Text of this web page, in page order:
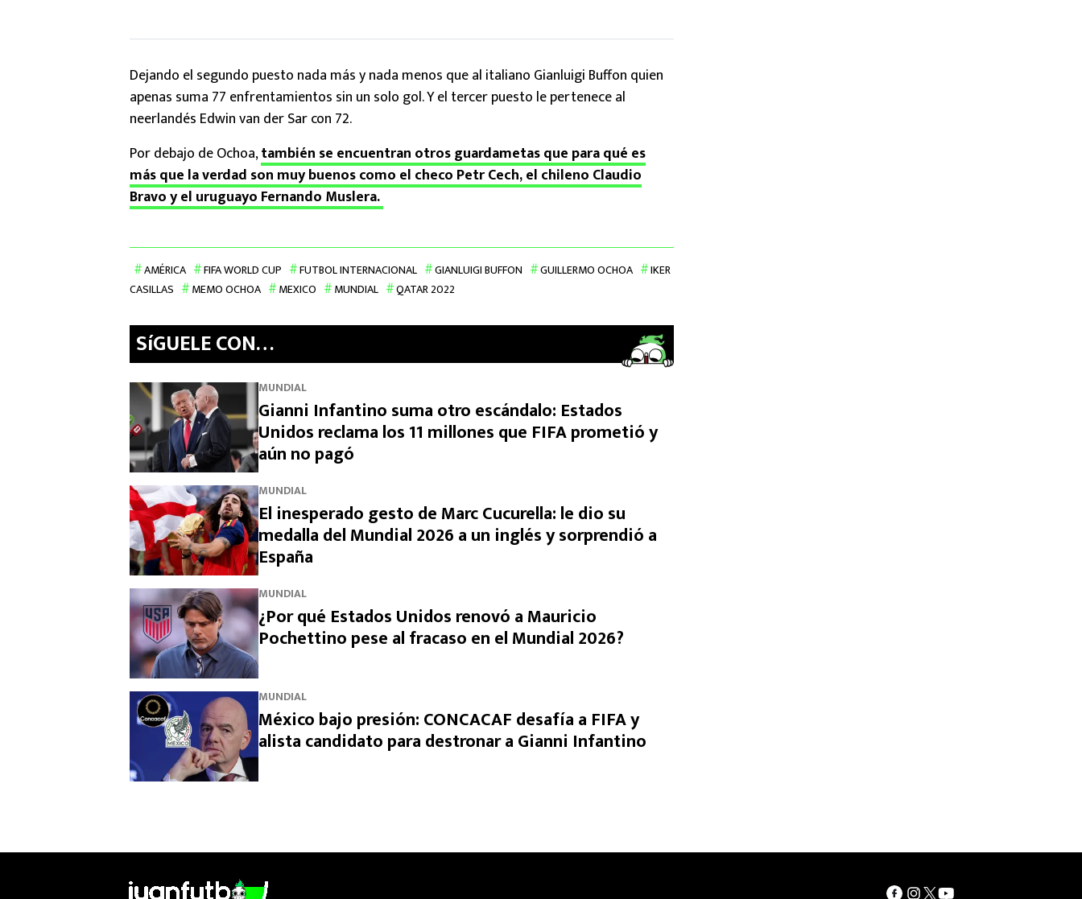
Dejando el segundo puesto nada más y nada menos que al italiano Gianluigi Buffon quien
apenas suma 77 enfrentamientos sin un solo gol. Y el tercer puesto le pertenece al
neerlandés Edwin van der Sar con 72.
Por debajo de Ochoa,también se encuentran otros guardametas que para qué es
más que la verdad son muy buenos como el checo Petr Cech, el chileno Claudio
Bravo y el uruguayo Fernando Muslera.
AMÉRICA FIFA WORLD CUP FUTBOL INTERNACIONAL GIANLUIGI BUFFON GUILLERMO OCHOA
IKER
CASILLAS
MEMO OCHOA MEXICO MUNDIAL QATAR 2022
SíGUELE CON…
MUNDIAL
Gianni Infantino suma otro escándalo: Estados
Unidos reclama los 11 millones que FIFA prometió y
aún no pagó
MUNDIAL
El inesperado gesto de Marc Cucurella: le dio su
medalla del Mundial 2026 a un inglés y sorprendió a
España
MUNDIAL
¿Por qué Estados Unidos renovó a Mauricio
Pochettino pese al fracaso en el Mundial 2026?
MUNDIAL
México bajo presión: CONCACAF desafía a FIFA y
alista candidato para destronar a Gianni Infantino